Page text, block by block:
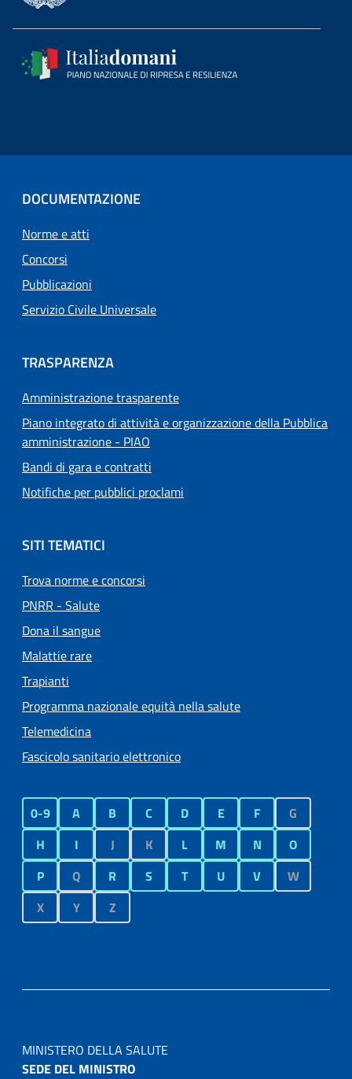
DOCUMENTAZIONE
Norme e atti
Concorsi
Pubblicazioni
Servizio Civile Universale
TRASPARENZA
Amministrazione trasparente
Piano integrato di attività e organizzazione della Pubblica
amministrazione - PIAO
Bandi di gara e contratti
Notifiche per pubblici proclami
SITI TEMATICI
Trova norme e concorsi
PNRR - Salute
Dona il sangue
Malattie rare
Trapianti
Programma nazionale equità nella salute
Telemedicina
Fascicolo sanitario elettronico
0-9 A B C D E F
G
H
I J K L M N
O
P
Q R S T U V
W
X
Y Z
MINISTERO DELLA SALUTE
SEDE DEL MINISTRO